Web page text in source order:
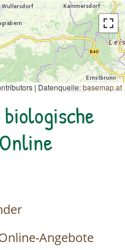
| Datenquelle:basemap.at
Angebote